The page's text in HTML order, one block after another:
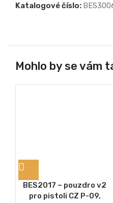
Katalogové číslo:
Mohlo by se vám
BES2017 – pouzdro v2
pro pistoli CZ P-09,